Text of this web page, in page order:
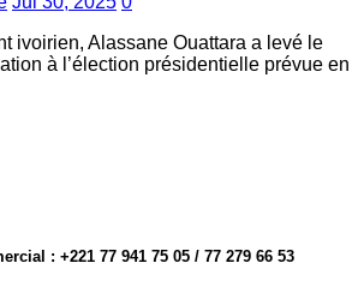
ivoirien, Alassane Ouattara a levé le
à l’élection présidentielle prévue en
: +221 77 941 75 05 / 77 279 66 53